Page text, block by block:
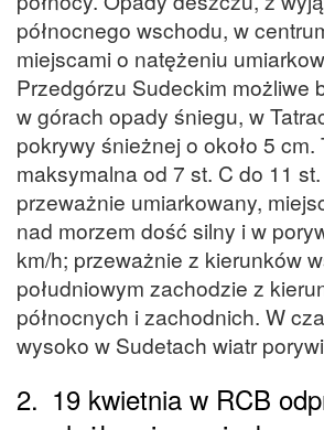
północnego wschodu, w
miejscami o natężeniu
Przedgórzu Sudeckim możliwe
w górach opady śniegu, w
pokrywy śnieżnej o około 5 cm.
maksymalna od 7 st. C do 11
przeważnie umiarkowany,
nad morzem dość silny i w
km/h; przeważnie z kierunków
południowym zachodzie z
północnych i zachodnich. W
wysoko w Sudetach wiatr
2. 19 kwietnia w RCB